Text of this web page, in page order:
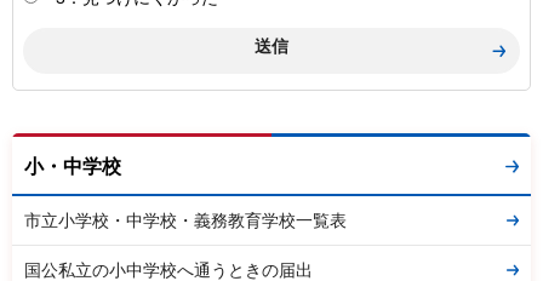
小・中学校
市立小学校・中学校・義務教育学校一覧表
国公私立の小中学校へ通うときの届出